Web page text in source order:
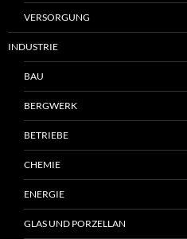
VERSORGUNG
INDUSTRIE
BAU
BERGWERK
BETRIEBE
CHEMIE
ENERGIE
GLAS UND PORZELLAN